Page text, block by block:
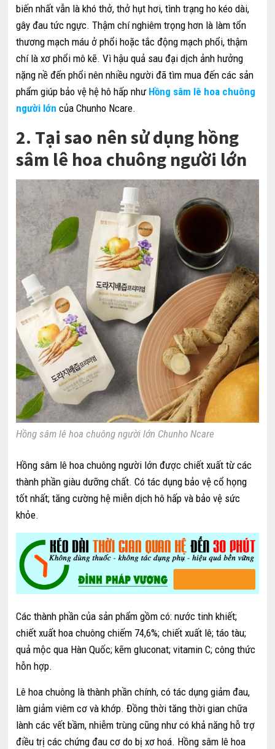
biến nhất vẫn là khó thở, thở hụt hơi, tình trạng ho kéo dài,
gây đau tức ngực. Thậm chí nghiêm trọng hơn là làm tổn
thương mạch máu ở phổi hoặc tắc động mạch phổi, thậm
chí là xơ phổi mô kẽ. Vì hậu quả sau đại dịch ảnh hưởng
nặng nề đến phổi nên nhiều người đã tìm mua đến các sản
phẩm giúp bảo vệ hệ hô hấp như Hồng sâm lê hoa chuông
người lớn của Chunho Ncare.
2. Tại sao nên sử dụng hồng
sâm lê hoa chuông người lớn
Hồng sâm lê hoa chuông người lớn Chunho Ncare
Hồng sâm lê hoa chuông người lớn được chiết xuất từ các
thành phần giàu dưỡng chất. Có tác dụng bảo vệ cổ họng
tốt nhất; tăng cường hệ miễn dịch hô hấp và bảo vệ sức
khỏe.
Các thành phần của sản phẩm gồm có: nước tinh khiết;
chiết xuất hoa chuông chiếm 74,6%; chiết xuất lê; táo tàu;
quả mộc qua Hàn Quốc; kẽm gluconat; vitamin C; công thức
hỗn hợp.
Lê hoa chuông là thành phần chính, có tác dụng giảm đau,
làm giảm viêm cơ và khớp. Đồng thời tăng thời gian chữa
lành các vết bầm, nhiễm trùng cũng như có khả năng hỗ trợ
điều trị các chứng đau cơ do bị xơ hoá. Hồng sâm lê hoa